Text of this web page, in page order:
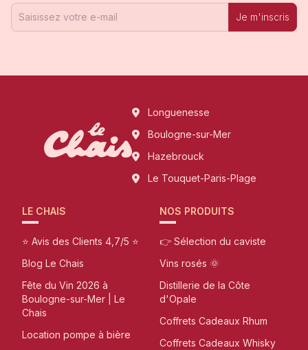
Je m'inscris
Longuenesse
Boulogne-sur-Mer
Hazebrouck
Le Touquet-Paris-Plage
LE CHAIS
⭐ Avis des Clients 4,7/5 ⭐
Blog Le Chais
Fête du Vin 2026 à
Boulogne-sur-Mer | Le
Chais
Location pompe à bière
NOS PRODUITS
👉 Sélection du caviste
Vins rosés 🌞
Distillerie de la Côte
d'Opale
Coffrets Cadeaux Rhum
Coffrets Cadeaux Whisky